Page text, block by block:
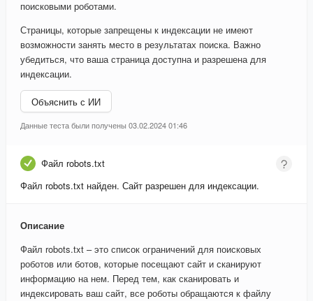
поисковыми роботами.
Страницы, которые запрещены к индексации не имеют
возможности занять место в результатах поиска. Важно
убедиться, что ваша страница доступна и разрешена для
индексации.
Объяснить с ИИ
Данные теста были получены 03.02.2024 01:46
Файл robots.txt
Файл robots.txt найден. Сайт разрешен для индексации.
Описание
Файл robots.txt – это список ограничений для поисковых
роботов или ботов, которые посещают сайт и сканируют
информацию на нем. Перед тем, как сканировать и
индексировать ваш сайт, все роботы обращаются к файлу